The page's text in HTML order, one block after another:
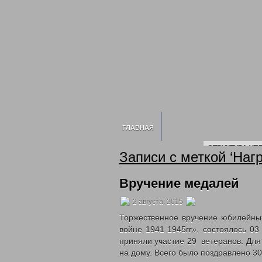
ГЛАВНАЯ
ИНФОРМАЦИЯ О УСЗН
СТРУКТУРА
2020 ГОД
НОРМАТИВНЫЕ ДОКУМЕНТЫ
ГОСУДАРСТВЕННЫЕ УСЛУГИ
ОТДЕЛ ПО ДЕЛАМ ДЕТЕЙ, ЖЕНЩИН,
МНОГОДЕТНЫМ СЕМЬЯМ
Записи с меткой
Вручение медалей
2 августа, 2015
Торжественное вручение
войне 1941-1945гг», состоялось
приняли участие 29 ветеранов.
на дому. Всего было поздравлено